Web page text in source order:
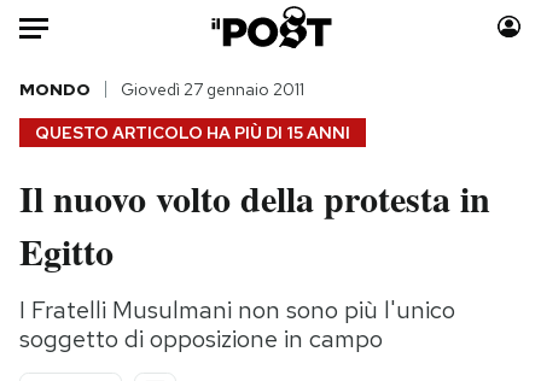
Auto
HOME
Italia
Politica
Tecnologia
Internet
Scienza
Moda
Storie/Idee
Ok Boomer!
QUESTO ARTICOLO HA PIÙ DI 15 ANNI
MONDO Giovedì 27 gennaio 2011
Il nuovo volto della protesta in
Egitto
I Fratelli Musulmani non sono più l'unico
soggetto di opposizione in campo